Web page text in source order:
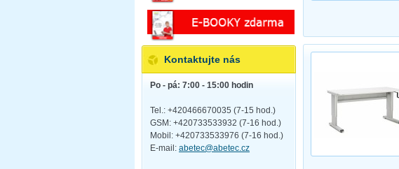
Kontaktujte nás
Po - pá: 7:00 - 15:00 hodin
Tel.: +420466670035 (7-15 hod.)
GSM: +420733533932 (7-16 hod.)
Mobil: +420733533976 (7-16 hod.)
E-mail: abetec@abetec.cz